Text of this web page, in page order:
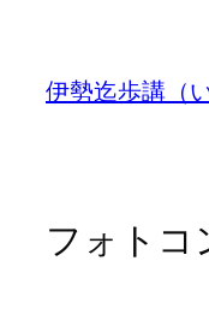
伊勢迄歩講（
フォトコ